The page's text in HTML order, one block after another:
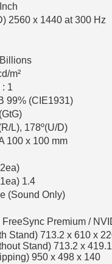
2560 x 1440 at 300 Hz
m²
: 1​
99% (CIE1931)
L), 178º(U/D)
100 x 100 mm
1.4
(Sound Only)
FreeSync Premium /
Stand) 713.2 x 610 x
Stand) 713.2 x
950 x 498 x 140